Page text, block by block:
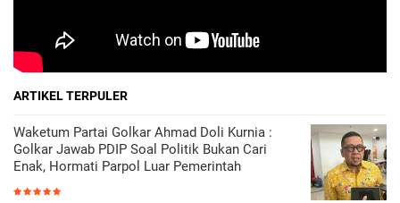
ARTIKEL TERPULER
Waketum Partai Golkar Ahmad Doli Kurnia :
Golkar Jawab PDIP Soal Politik Bukan Cari
Enak, Hormati Parpol Luar Pemerintah